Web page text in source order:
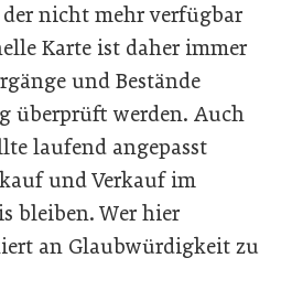
nicht mehr verfügbar
Karte ist daher immer
und Bestände
überprüft werden. Auch
laufend angepasst
und Verkauf im
bleiben. Wer hier
an Glaubwürdigkeit zu